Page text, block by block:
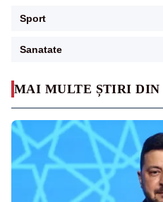
MAI MULTE ȘTIRI DIN
Sport
Sanatate